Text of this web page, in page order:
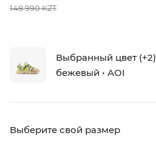
148 990 KZT
Выбранный цвет (+2)
бежевый • AOI
Выберите свой размер